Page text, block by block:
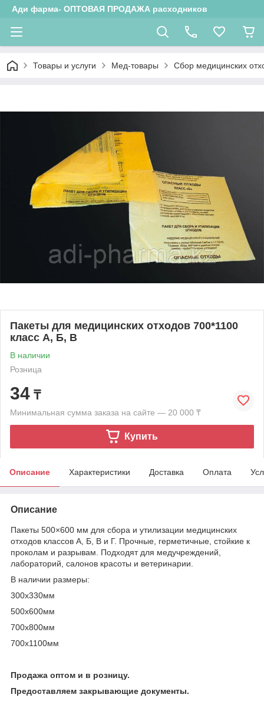
Ади фарма- ОПТОВАЯ ПРОДАЖА расходников
Товары и услуги Мед-товары Сбор медицинских
Пакеты для медицинских отходов 700*1100
класс А, Б, В
В наличии
Розница
34 ₸
Минимальная сумма заказа на сайте — 20 000 ₸
Купить
Описание Характеристики Доставка Оплата
Описание
Пакеты 500×600 мм для сбора и утилизации медицинских
отходов классов А, Б, В и Г. Прочные, герметичные, стойкие к
проколам и разрывам. Подходят для медучреждений,
лабораторий, салонов красоты и ветеринарии.
В наличии размеры:
300х330мм
500х600мм
700х800мм
700х1100мм
Продажа оптом и в розницу.
Предоставляем закрывающие документы.